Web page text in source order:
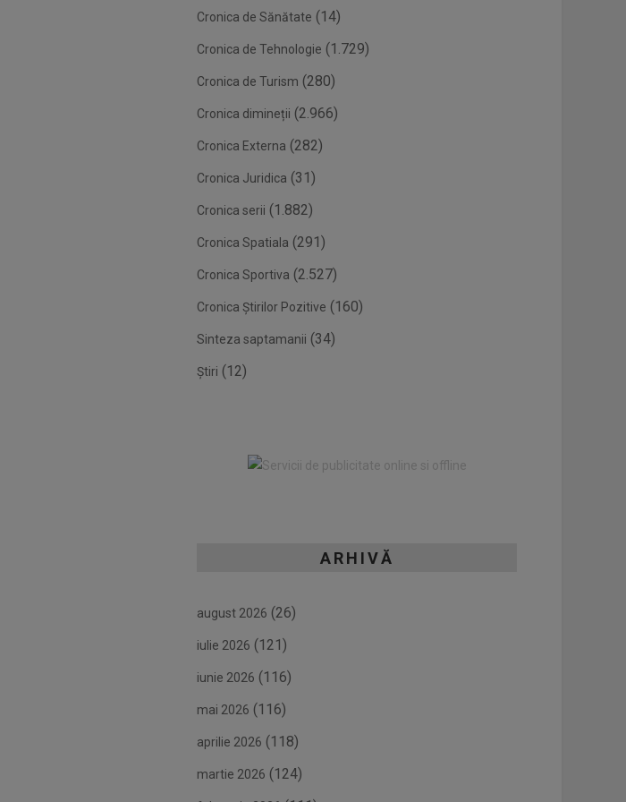
Cronica de Sănătate (14)
Cronica de Tehnologie (1.729)
Cronica de Turism (280)
Cronica dimineții (2.966)
Cronica Externa (282)
Cronica Juridica (31)
Cronica serii (1.882)
Cronica Spatiala (291)
Cronica Sportiva (2.527)
Cronica Știrilor Pozitive (160)
Sinteza saptamanii (34)
Știri (12)
ARHIVĂ
august 2026 (26)
iulie 2026 (121)
iunie 2026 (116)
mai 2026 (116)
aprilie 2026 (118)
martie 2026 (124)